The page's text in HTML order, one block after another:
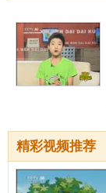
精彩视频推荐